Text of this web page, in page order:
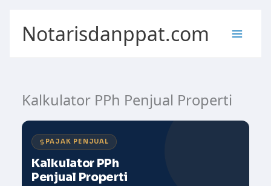
content
Notarisdanppat.com
Kalkulator PPh Penjual Properti
PAJAK PENJUAL
Kalkulator PPh
Penjual Properti